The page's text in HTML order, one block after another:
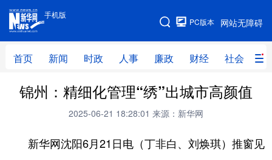
手机版
网站无障碍
PC版本
首页 新闻 时政 人事 廉政 财经 社会 科
手机版
网站地图
首页 新闻 时政 人事
财经 社会
文化 教育 健康 旅游
锦州：精细化管理“绣”出城市高颜值
2025-06-21 18:28:01 来源：新华网
新华网沈阳6月21日电（丁非白、刘焕琪）推窗见